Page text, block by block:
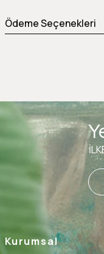
Ödeme Seçenekleri
Kurumsal